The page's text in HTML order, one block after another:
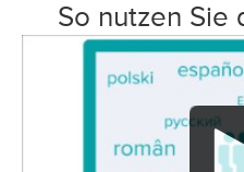
So nutzen Sie